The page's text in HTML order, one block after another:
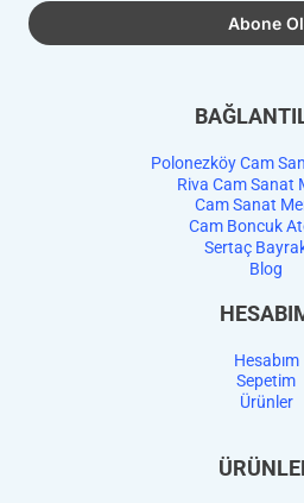
Polonezköy Cam
Riva Cam Sanat
Cam Sanat
Cam Boncuk
Sertaç
Blog
Hesabım
Sepetim
Ürünler